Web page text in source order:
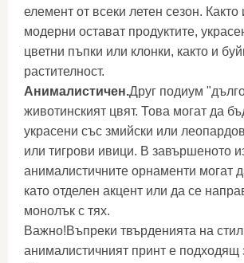
елемент от всеки летен сезон. Както
модерни остават продуктите,
цветни пъпки или клонки, както и
растителност.
Анималистичен.Друг подиум
животинският цвят. Това могат да
украсени със змийски или
или тигрови ивици. В завършеното
анималистичните орнаменти могат
като отделен акцент или да се
монолък с тях.
Важно!Въпреки твърденията на
анималистичният принт е подходящ